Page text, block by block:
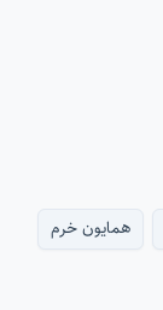
همایون خرم